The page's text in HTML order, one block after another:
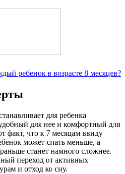
ребенок в возрасте 8 месяцев?
для ребенка
для нее и комфортный для
факт, что к 7 месяцам ввиду
может спать меньше, а
станет намного сложнее.
переход от активных
и отход ко сну.